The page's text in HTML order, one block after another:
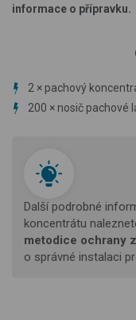
informace o přípravku.
2 × pachový
200 × nosič pachové
Další podrobné
koncentrátu
metodice ochrany
o správné instalaci